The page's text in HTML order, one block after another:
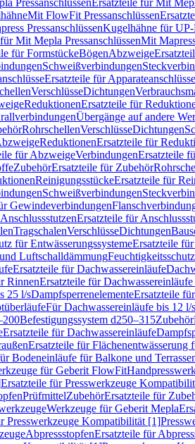
PressanschlüssenErsatzteile für Mit
Mit FlowFit Pressanschlüssen
PressanschlüssenKugelhähne für
Mit Mepla PressanschlüssenMit
für FormstückeBögenAbzweige
Schweißverbindungen
Ersatzteile für Apparateanschlüsse
VerschlüsseDichtungen
ReduktionenErsatzteile für
Übergänge auf andere
RohrschellenVerschlüsseDichtungen
ReduktionenErsatzteile für
für AbzweigeVerbindungenErsatzteile
ZubehörErsatzteile für Zubehör
ReinigungsstückeErsatzteile für
Schweißverbindungen
Gewindeverbindungen
AnschlussstutzenErsatzteile für
TragschalenVerschlüsseDichtungen
für EntwässerungssystemeErsatzteile
LuftschalldämmungFeuchtigkeitsschutz
Ersatzteile für Dachwassereinläufe
RinnenErsatzteile für
25 l/sDampfsperrenelementeErsatzteile
Für Dachwassereinläufe bis 12 l/s
Befestigungssystem d250–315Zubehör
Ersatzteile für Dachwassereinläufe
Ersatzteile für Flächenentwässerung
Bodeneinläufe für Balkone und
für Geberit FlowFit
Ersatzteile für Presswerkzeuge
PrüfmittelZubehörErsatzteile für
Werkzeuge für Geberit Mepla
Presswerkzeuge Kompatibilität [1]
AbpressstopfenErsatzteile für